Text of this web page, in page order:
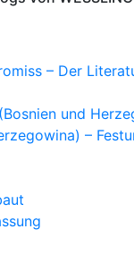
– Der
und
–